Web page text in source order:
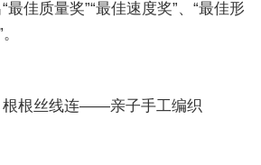
佳质量奖”“最佳速度奖”、“最佳形
根根丝线连――亲子手工编织